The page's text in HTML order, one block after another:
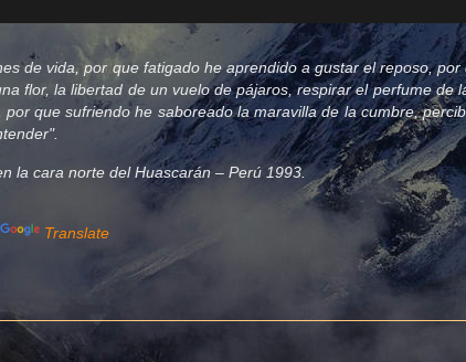
de vida, por que fatigado he aprendido a gustar el reposo,
flor, la libertad de un vuelo de pájaros, respirar el perfume
que sufriendo he saboreado la maravilla de la cumbre,
la cara norte del Huascarán – Perú 1993.
Translate